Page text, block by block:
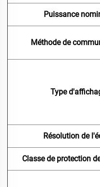
Puissance
Méthode de
Type
Résolution de
Classe de protection